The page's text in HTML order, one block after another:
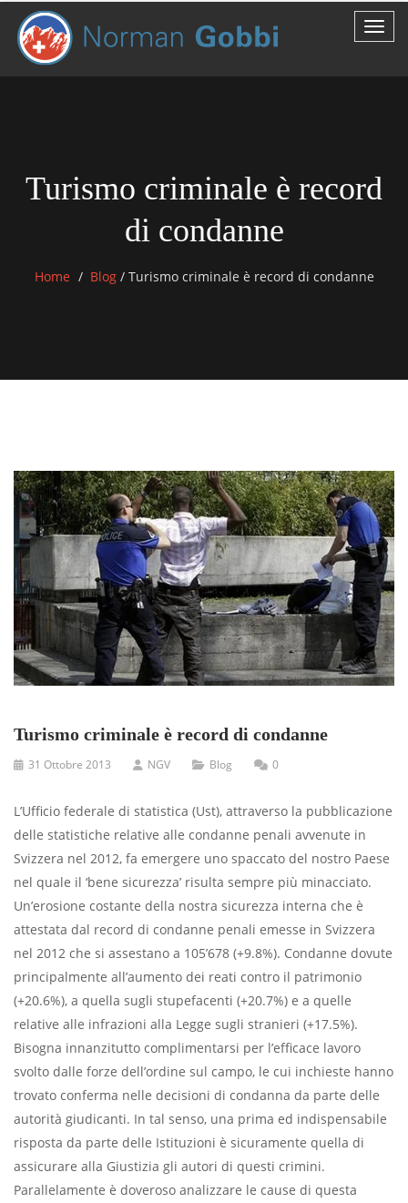
Turismo criminale è record
di condanne
Home Blog /Turismo criminale è record di condanne
Turismo criminale è record di condanne
31 Ottobre 2013 NGV Blog 0
L’Ufﬁcio federale di statistica (Ust), attraverso la pubblicazione
delle statistiche relative alle condanne penali avvenute in
Svizzera nel 2012, fa emergere uno spaccato del nostro Paese
nel quale il ‘bene sicurezza’ risulta sempre più minacciato.
Un’erosione costante della nostra sicurezza interna che è
attestata dal record di condanne penali emesse in Svizzera
nel 2012 che si assestano a 105’678 (+9.8%). Condanne dovute
principalmente all’aumento dei reati contro il patrimonio
(+20.6%), a quella sugli stupefacenti (+20.7%) e a quelle
relative alle infrazioni alla Legge sugli stranieri (+17.5%).
Bisogna innanzitutto complimentarsi per l’efﬁcace lavoro
svolto dalle forze dell’ordine sul campo, le cui inchieste hanno
trovato conferma nelle decisioni di condanna da parte delle
autorità giudicanti. In tal senso, una prima ed indispensabile
risposta da parte delle Istituzioni è sicuramente quella di
assicurare alla Giustizia gli autori di questi crimini.
Parallelamente è doveroso analizzare le cause di questa